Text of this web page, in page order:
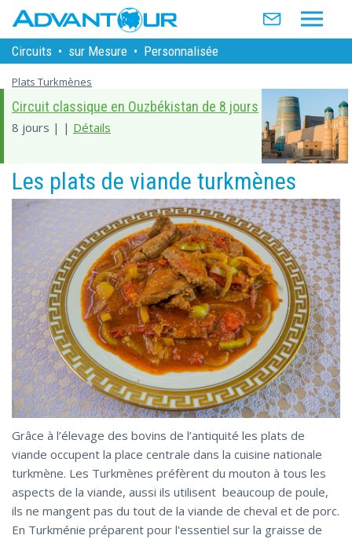
Circuits • sur Mesure • Personnalisée
Plats Turkmènes
Circuit classique en Ouzbékistan de 8 jours
8 jours | | Détails
Les plats de viande turkmènes
Grâce à l’élevage des bovins de l’antiquité les plats de
viande occupent la place centrale dans la cuisine nationale
turkmène. Les Turkmènes préfèrent du mouton à tous les
aspects de la viande, aussi ils utilisent beaucoup de poule,
ils ne mangent pas du tout de la viande de cheval et de porc.
En Turkménie préparent pour l'essentiel sur la graisse de